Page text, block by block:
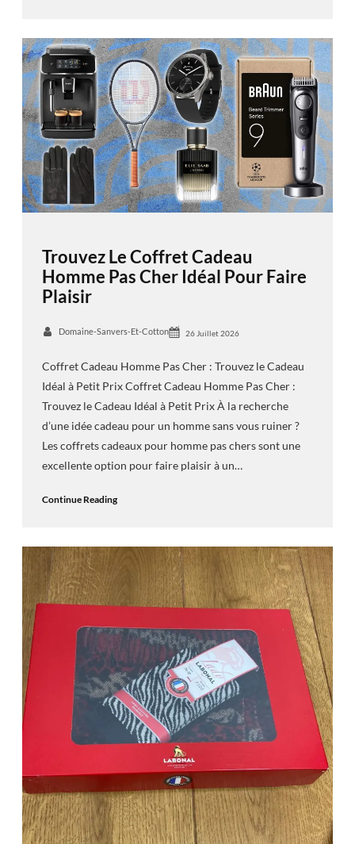
Trouvez Le Coffret Cadeau
Homme Pas Cher Idéal Pour Faire
Plaisir
Domaine-Sanvers-Et-Cotton 26 Juillet 2026
Coffret Cadeau Homme Pas Cher : Trouvez le Cadeau
Idéal à Petit Prix Coffret Cadeau Homme Pas Cher :
Trouvez le Cadeau Idéal à Petit Prix À la recherche
d’une idée cadeau pour un homme sans vous ruiner ?
Les coffrets cadeaux pour homme pas chers sont une
excellente option pour faire plaisir à un…
Continue Reading